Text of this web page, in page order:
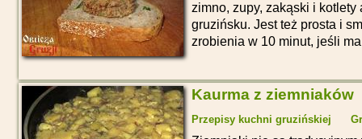
zimno, zupy, zakąski i kotlety
gruzińsku. Jest też prosta i
zrobienia w 10 minut, jeśli
Kaurma z ziemniaków
Przepisy kuchni gruzińskiej